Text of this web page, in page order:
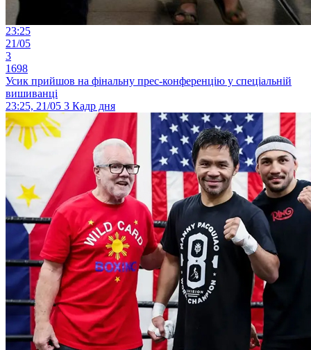
23:25
21/05
3
1698
Усик прийшов на фінальну прес-конференцію у спеціальній
вишиванці
23:25, 21/05 3 Кадр дня